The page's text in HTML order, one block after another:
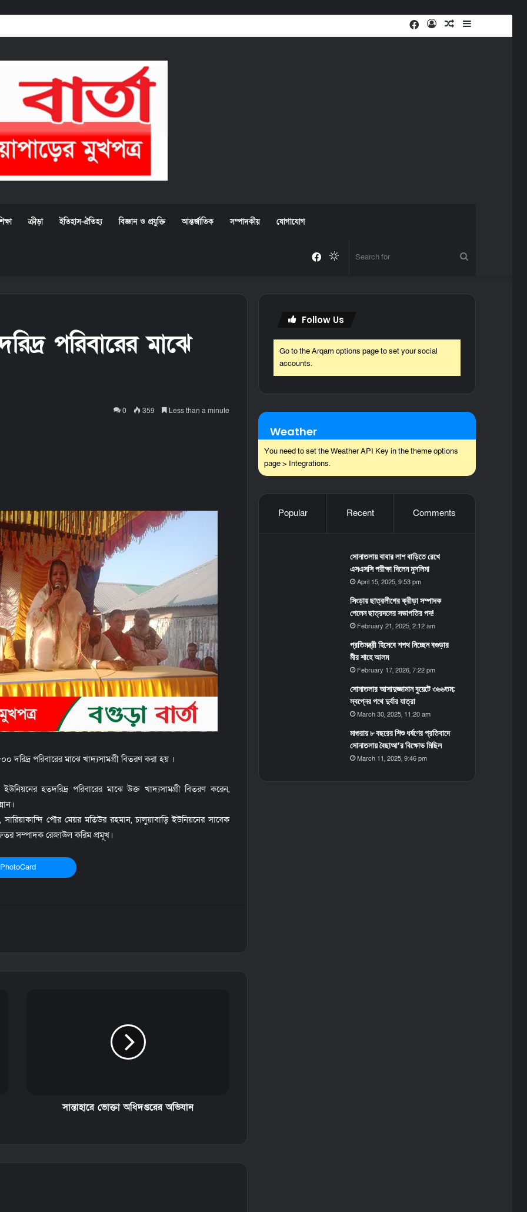
Random
Log
Facebook
ক্রীড়া ইতিহাস-ঐতিহ্য বিজ্ঞান ও প্রযুক্তি আন্তর্জাতিক সম্পাদকীয় যোগাযোগ
Switch
Facebook
পরিবারের মাঝে
0 359 Less than a minute
দরিদ্র পরিবারের মাঝে খাদ্যসামগ্রী বিতরণ করা হয় ।
হতদরিদ্র পরিবারের মাঝে উক্ত খাদ্যসামগ্রী বিতরণ করেন,
পৌর মেয়র মতিউর রহমান, চালুয়াবাড়ি ইউনিয়নের সাবেক
সম্পাদক রেজাউল করিম প্রমূখ।
PhotoCard
সান্তাহারে ভোক্তা অধিদপ্তরের অভিযান
Follow Us
Go to the Arqam options page to set your social
accounts.
Weather
You need to set the Weather API Key in the theme options
page > Integrations.
Popular Recent Comments
সোনাতলায় বাবার লাশ বাড়িতে রেখে
এসএসসি পরীক্ষা দিলেন মুসলিমা
April 15, 2025, 9:53 pm
সিংড়ায় ছাত্রলীগের ক্রীড়া সম্পাদক
পেলেন ছাত্রদলের সভাপতির পদ!
February 21, 2025, 2:12 am
প্রতিমন্ত্রী হিসেবে শপথ নিচ্ছেন বগুড়ার
মীর শাহে আলম
February 17, 2026, 7:22 pm
সোনাতলার আসাদুজ্জামান বুয়েটে ৩৬৬তম;
স্বপ্নের পথে দুর্বার যাত্রা
March 30, 2025, 11:20 am
মাগুরায় ৮ বছরের শিশু ধর্ষণের প্রতিবাদে
সোনাতলায় বৈছাআ’র বিক্ষোভ মিছিল
March 11, 2025, 9:46 pm